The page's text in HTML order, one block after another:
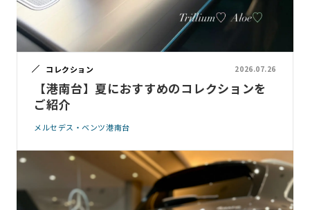
コレクション 2026.07.26
【港南台】夏におすすめのコレクションを
ご紹介
メルセデス・ベンツ港南台